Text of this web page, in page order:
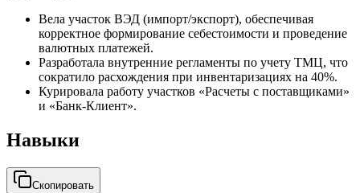
Вела участок ВЭД (импорт/экспорт), обеспечивая
корректное формирование себестоимости и проведение
валютных платежей.
Разработала внутренние регламенты по учету ТМЦ, что
сократило расхождения при инвентаризациях на 40%.
Курировала работу участков «Расчеты с поставщиками»
и «Банк-Клиент».
Навыки
Скопировать